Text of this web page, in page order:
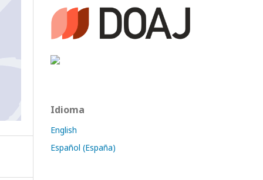
Idioma
English
Español (España)